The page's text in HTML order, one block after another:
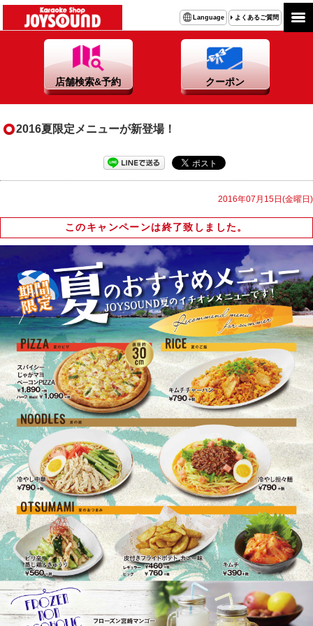
Language よくあるご質問
店舗検索&予約 クーポン
2016夏限定メニューが新登場！
2016年07月15日(金曜日)
このキャンペーンは終了致しました。